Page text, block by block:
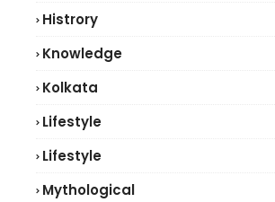
Histrory
Knowledge
Kolkata
Lifestyle
Lifestyle
Mythological